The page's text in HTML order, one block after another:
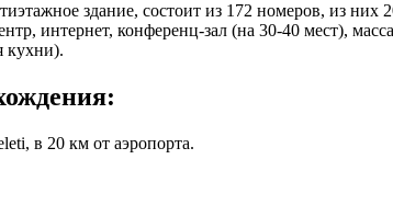
здание, состоит из 172 номеров, из
интернет, конференц-зал (на 30-40 мест),
кухни).
в 20 км от аэропорта.